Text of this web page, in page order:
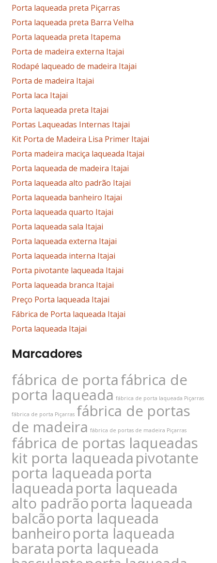
Porta laqueada preta Piçarras
Porta laqueada preta Barra Velha
Porta laqueada preta Itapema
Porta de madeira externa Itajai
Rodapé laqueado de madeira Itajai
Porta de madeira Itajai
Porta laca Itajai
Porta laqueada preta Itajai
Portas Laqueadas Internas Itajai
Kit Porta de Madeira Lisa Primer Itajai
Porta madeira maciça laqueada Itajai
Porta laqueada de madeira Itajai
Porta laqueada alto padrão Itajai
Porta laqueada banheiro Itajai
Porta laqueada quarto Itajai
Porta laqueada sala Itajai
Porta laqueada externa Itajai
Porta laqueada interna Itajai
Porta pivotante laqueada Itajai
Porta laqueada branca Itajai
Preço Porta laqueada Itajai
Fábrica de Porta laqueada Itajai
Porta laqueada Itajai
Marcadores
fábrica de portafábrica de
porta laqueada fábrica de porta laqueada Piçarras
fábrica de porta Piçarras fábrica de portas
de madeira fábrica de portas de madeira Piçarras
fábrica de portas laqueadas
kit porta laqueada pivotante
porta laqueada porta
laqueada porta laqueada
alto padrãoporta laqueada
balcãoporta laqueada
banheiroporta laqueada
barata porta laqueada